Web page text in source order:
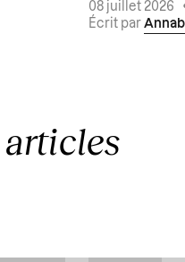
08 juillet 2026
Écrit par
articles